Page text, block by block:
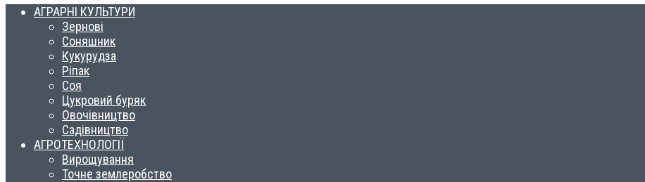
АГРАРНІ КУЛЬТУРИ
Зернові
Соняшник
Кукурудза
Ріпак
Соя
Цукровий буряк
Овочівництво
Садівництво
АГРОТЕХНОЛОГІЇ
Вирощування
Точне землеробство